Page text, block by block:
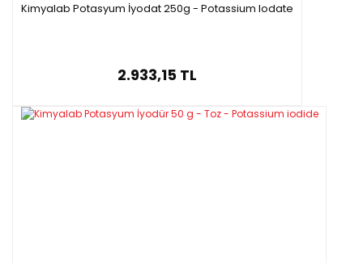
Kimyalab Potasyum İyodat 250g - Potassium Iodate
2.933,15 TL